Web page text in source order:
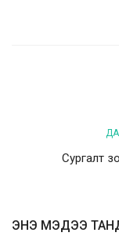
Сургалт
ЭНЭ МЭДЭЭ